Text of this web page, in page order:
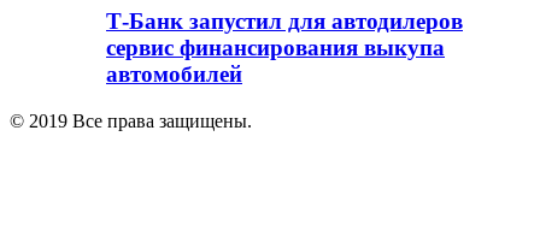
Т-Банк запустил для автодилеров
сервис финансирования выкупа
автомобилей
© 2019 Все права защищены.